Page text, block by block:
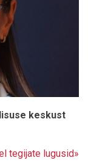
keskust
tegijate lugusid»